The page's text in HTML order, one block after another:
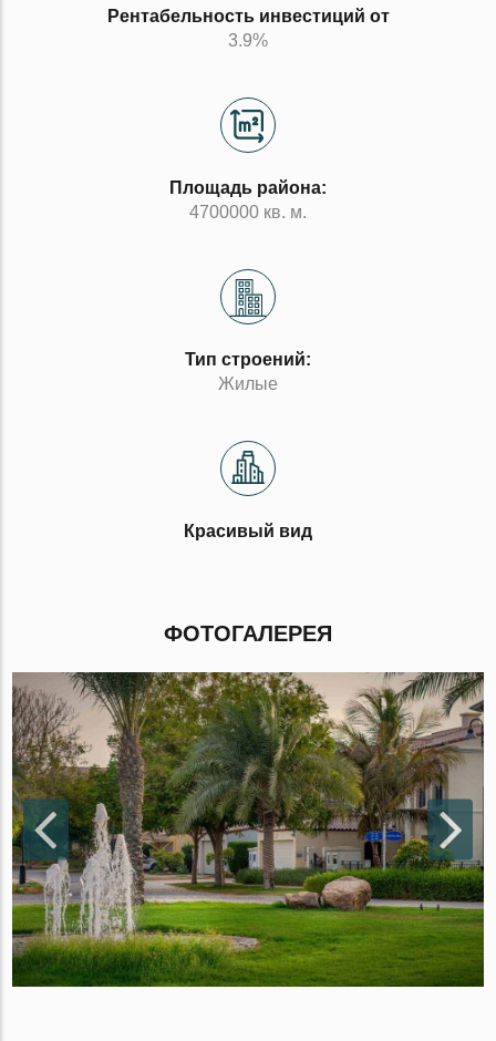
Рентабельность инвестиций от
3.9%
Площадь района:
4700000 кв. м.
Тип строений:
Жилые
Красивый вид
ФОТОГАЛЕРЕЯ